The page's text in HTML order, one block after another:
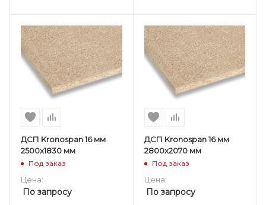
ДСП Kronospan 16 мм
2500х1830 мм
Под заказ
Цена:
По запросу
ДСП Kronospan 16 мм
2800х2070 мм
Под заказ
Цена:
По запросу